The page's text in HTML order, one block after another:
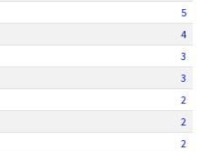
5
4
3
3
2
2
2